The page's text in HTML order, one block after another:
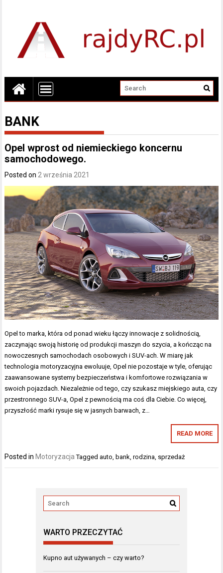
BANK
Opel wprost od niemieckiego koncernu
samochodowego.
Posted on 2 września 2021
Opel to marka, która od ponad wieku łączy innowacje z solidnością,
zaczynając swoją historię od produkcji maszyn do szycia, a kończąc na
nowoczesnych samochodach osobowych i SUV-ach. W miarę jak
technologia motoryzacyjna ewoluuje, Opel nie pozostaje w tyle, oferując
zaawansowane systemy bezpieczeństwa i komfortowe rozwiązania w
swoich pojazdach. Niezależnie od tego, czy szukasz miejskiego auta, czy
przestronnego SUV-a, Opel z pewnością ma coś dla Ciebie. Co więcej,
przyszłość marki rysuje się w jasnych barwach, z…
READ MORE
Posted in Motoryzacja Taggedauto, bank,rodzina, sprzedaż
WARTO PRZECZYTAĆ
Kupno aut używanych – czy warto?